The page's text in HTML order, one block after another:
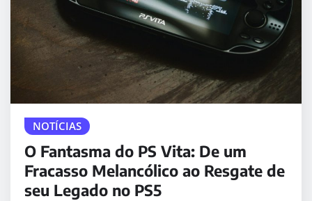
NOTÍCIAS
O Fantasma do PS Vita: De um
Fracasso Melancólico ao Resgate de
seu Legado no PS5